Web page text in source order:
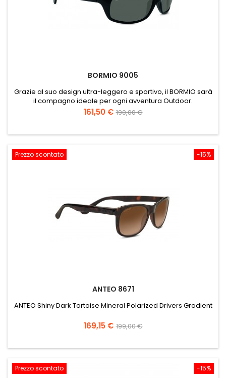
BORMIO 9005
Grazie al suo design ultra-leggero e sportivo, il BORMIO sarà
il compagno ideale per ogni avventura Outdoor.
Prezzo
161,50 € Prezzo
190,00 €
-15%
Prezzo scontato
ANTEO 8671
ANTEO Shiny Dark Tortoise Mineral Polarized Drivers Gradient
Prezzo
169,15 € Prezzo
199,00 €
-15%
Prezzo scontato